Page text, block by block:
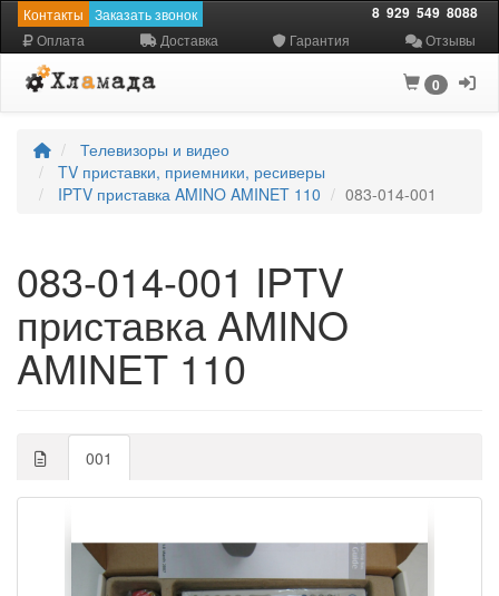
Контакты Заказать звонок 8 929 549 8088
Оплата Доставка Гарантия Отзывы
0
Телевизоры и видео
TV приставки, приемники, ресиверы
IPTV приставка AMINO AMINET 110
083-014-001
083-014-001 IPTV
приставка AMINO
AMINET 110
001